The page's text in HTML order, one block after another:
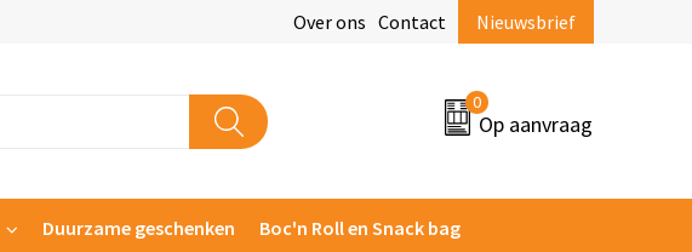
Over ons Contact Nieuwsbrief
0
Op aanvraag
Duurzame geschenken Boc'n Roll en Snack bag